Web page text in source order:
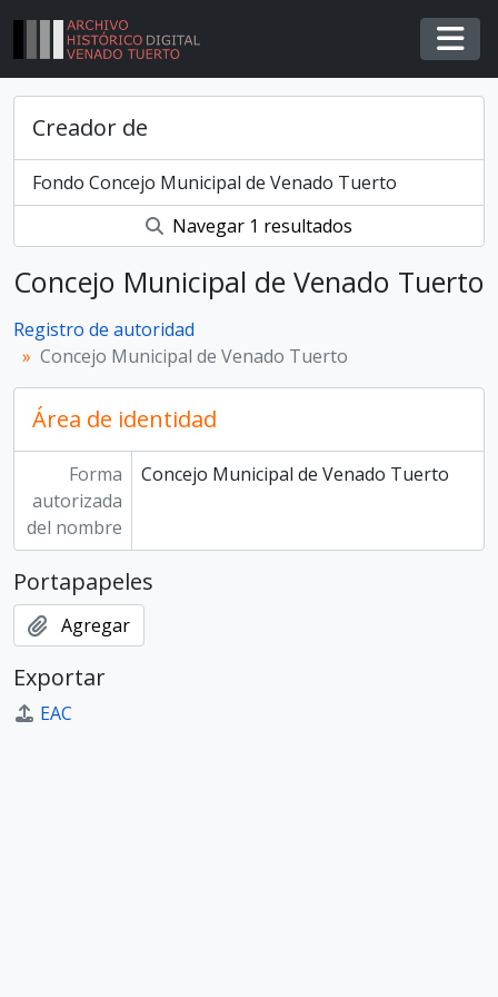
Skip to main content
Creador de
Fondo Concejo Municipal de Venado Tuerto
Navegar 1 resultados
Concejo Municipal de Venado Tuerto
Registro de autoridad
Concejo Municipal de Venado Tuerto
Área de identidad
Forma
autorizada
del nombre
Concejo Municipal de Venado Tuerto
Portapapeles
Agregar
Exportar
EAC